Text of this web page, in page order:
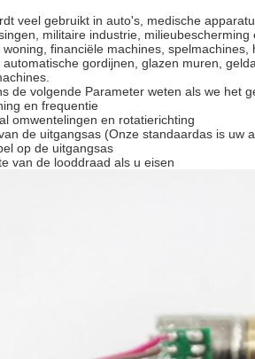
veel gebruikt in auto's, medische
militaire industrie,
woning, financiële machines,
automatische gordijnen, glazen muren,
de volgende Parameter weten als we het
en frequentie
omwentelingen en rotatierichting
de uitgangsas (Onze standaardas is uw
op de uitgangsas
van de looddraad als u eisen